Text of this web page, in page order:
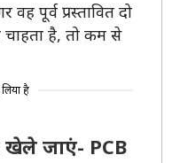
पूर्व प्रस्तावित दो
चाहता है, तो कम से
है
खेले जाएं- PCB